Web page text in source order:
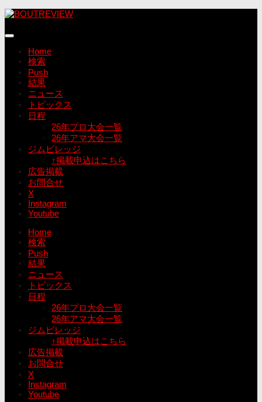
コ
テ
Home
検索
Push
結果
ニュース
トピックス
日程
26年プロ大会一覧
26年アマ大会一覧
ジムビレッジ
↑掲載申込はこちら
広告掲載
お問合せ
X
Instagram
Youtube
Home
検索
Push
結果
ニュース
トピックス
日程
26年プロ大会一覧
26年アマ大会一覧
ジムビレッジ
↑掲載申込はこちら
広告掲載
お問合せ
X
Instagram
Youtube